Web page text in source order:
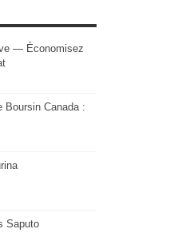
— Économisez
Boursin Canada :
Saputo